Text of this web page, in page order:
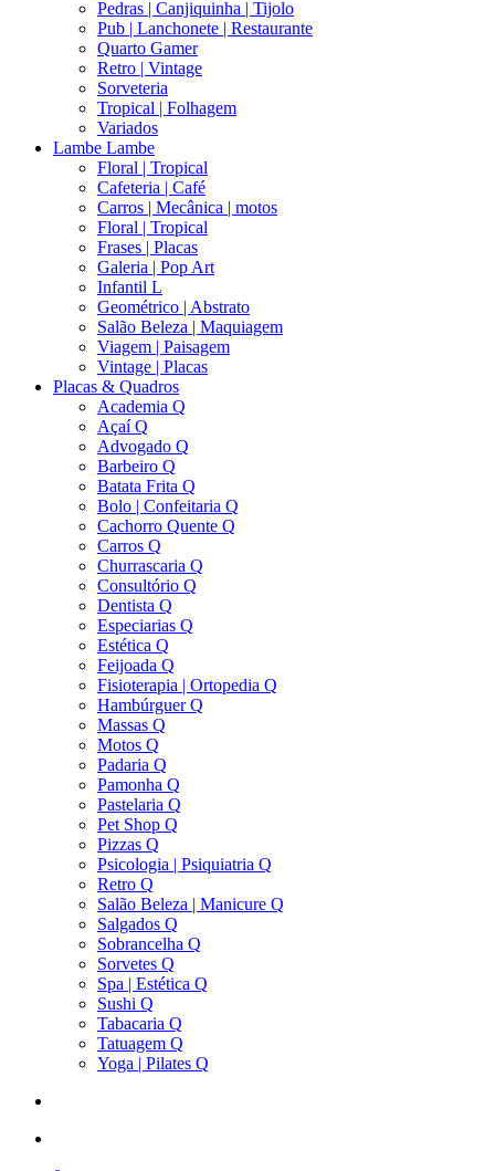
Pedras | Canjiquinha | Tijolo
Pub | Lanchonete | Restaurante
Quarto Gamer
Retro | Vintage
Sorveteria
Tropical | Folhagem
Variados
Lambe Lambe
Floral | Tropical
Cafeteria | Café
Carros | Mecânica | motos
Floral | Tropical
Frases | Placas
Galeria | Pop Art
Infantil L
Geométrico | Abstrato
Salão Beleza | Maquiagem
Viagem | Paisagem
Vintage | Placas
Placas & Quadros
Academia Q
Açaí Q
Advogado Q
Barbeiro Q
Batata Frita Q
Bolo | Confeitaria Q
Cachorro Quente Q
Carros Q
Churrascaria Q
Consultório Q
Dentista Q
Especiarias Q
Estética Q
Feijoada Q
Fisioterapia | Ortopedia Q
Hambúrguer Q
Massas Q
Motos Q
Padaria Q
Pamonha Q
Pastelaria Q
Pet Shop Q
Pizzas Q
Psicologia | Psiquiatria Q
Retro Q
Salão Beleza | Manicure Q
Salgados Q
Sobrancelha Q
Sorvetes Q
Spa | Estética Q
Sushi Q
Tabacaria Q
Tatuagem Q
Yoga | Pilates Q